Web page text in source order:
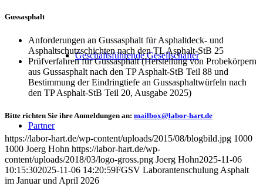
Geschäftsführende Gesellschafter
Partner
Gussasphalt
Anforderungen an Gussasphalt für Asphaltdeck- und
Asphaltschutzschichten nach den TL Asphalt-StB 25
Prüfverfahren für Gussasphalt (Herstellung von Probekörpern
aus Gussasphalt nach den TP Asphalt-StB Teil 88 und
Bestimmung der Eindringtiefe an Gussasphaltwürfeln nach
den TP Asphalt-StB Teil 20, Ausgabe 2025)
Bitte richten Sie ihre Anmeldungen an: mailbox@labor-hart.de
https://labor-hart.de/wp-content/uploads/2015/08/blogbild.jpg 1000
1000 Joerg Hohn https://labor-hart.de/wp-
content/uploads/2018/03/logo-gross.png Joerg Hohn2025-11-06
10:15:302025-11-06 14:20:59FGSV Laborantenschulung Asphalt
im Januar und April 2026